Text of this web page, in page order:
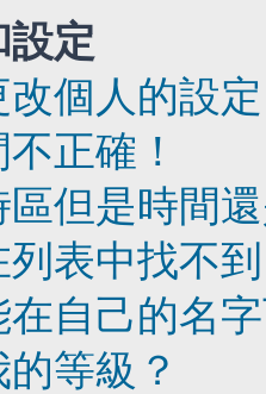
設定
個人的設
正確！
但是時間
表中找不
自己的名
等級？